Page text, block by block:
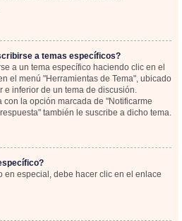
a temas específicos?
a un tema específico haciendo clic en el
el menú "Herramientas de Tema", ubicado
e inferior de un tema de discusión.
con la opción marcada de "Notificarme
también le suscribe a dicho tema.
en especial, debe hacer clic en el enlace